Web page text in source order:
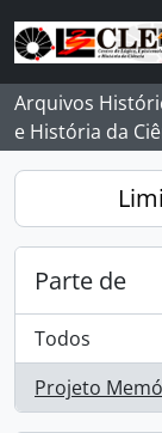
Skip to main
Arquivos
e História da
Parte de
Todos
Projeto
, 1 resultados